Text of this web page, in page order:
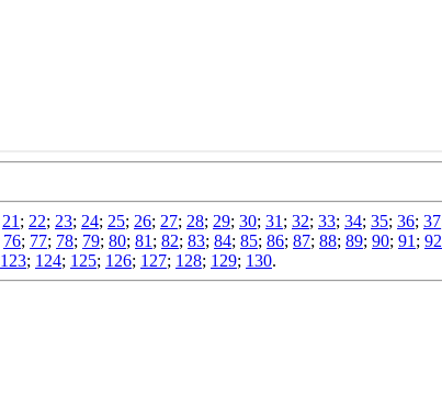
21 ; 22; 23; 24; 25; 26; 27; 28; 29; 30; 31 ; 32; 33; 34; 35; 36; 37
76; 77; 78; 79; 80; 81 ; 82; 83; 84; 85; 86; 87; 88; 89; 90; 91 ; 92
123; 124; 125; 126; 127; 128; 129; 130.